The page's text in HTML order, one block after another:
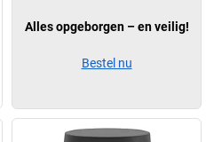
Alles opgeborgen – en veilig!
Bestel nu